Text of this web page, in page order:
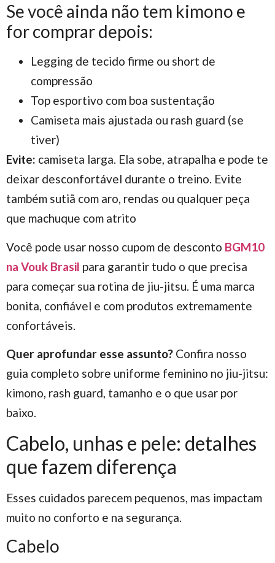
Se você ainda não tem kimono e
for comprar depois:
Legging de tecido firme ou short de
compressão
Top esportivo com boa sustentação
Camiseta mais ajustada ou rash guard (se
tiver)
Evite: camiseta larga. Ela sobe, atrapalha e pode te
deixar desconfortável durante o treino. Evite
também sutiã com aro, rendas ou qualquer peça
que machuque com atrito
Você pode usar nosso cupom de desconto BGM10
na Vouk Brasil para garantir tudo o que precisa
para começar sua rotina de jiu-jitsu. É uma marca
bonita, confiável e com produtos extremamente
confortáveis.
Quer aprofundar esse assunto? Confira nosso
guia completo sobre uniforme feminino no jiu-jitsu:
kimono, rash guard, tamanho e o que usar por
baixo.
Cabelo, unhas e pele: detalhes
que fazem diferença
Esses cuidados parecem pequenos, mas impactam
muito no conforto e na segurança.
Cabelo